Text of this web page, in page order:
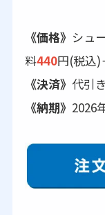
《価格》 シュ
料440円(税込)
《決済》 代引
《納期》 2026